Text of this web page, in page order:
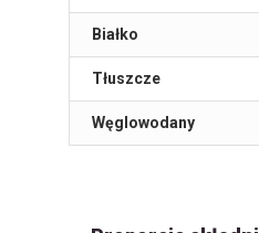
Białko
Tłuszcze
Węglowodany